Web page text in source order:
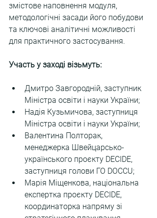
змістове наповнення модуля,
методологічні засади його побудови
та ключові аналітичні можливості
для практичного застосування.
Участь у заході візьмуть:
Дмитро Завгородній, заступник
Міністра освіти і науки України;
Надія Кузьмичова, заступниця
Міністра освіти і науки України;
Валентина Полторак,
менеджерка Швейцарсько-
українського проєкту DECIDE,
заступниця голови ГО DOCCU;
Марія Міщенкова, національна
експертка проєкту DECIDE,
координаторка напряму зі